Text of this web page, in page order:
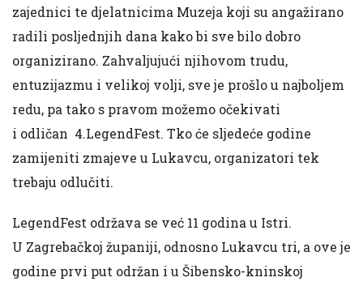
zajednici te djelatnicima Muzeja koji su angažirano
radili posljednjih dana kako bi sve bilo dobro
organizirano. Zahvaljujući njihovom trudu,
entuzijazmu i velikoj volji, sve je prošlo u najboljem
redu, pa tako s pravom možemo očekivati
i odličan 4.LegendFest. Tko će sljedeće godine
zamijeniti zmajeve u Lukavcu, organizatori tek
trebaju odlučiti.
LegendFest održava se već 11 godina u Istri.
U Zagrebačkoj županiji, odnosno Lukavcu tri, a ove je
godine prvi put održan i u Šibensko-kninskoj